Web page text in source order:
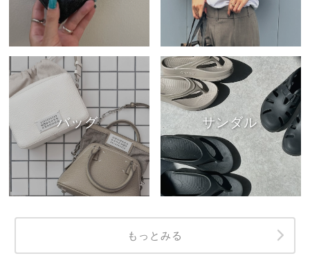
バッグ サンダル
もっとみる